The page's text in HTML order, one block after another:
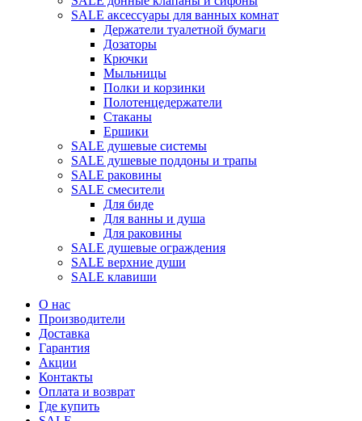
SALE аксессуары для ванных комнат
Держатели туалетной бумаги
Дозаторы
Крючки
Мыльницы
Полки и корзинки
Полотенцедержатели
Стаканы
Ершики
SALE душевые системы
SALE душевые поддоны и трапы
SALE раковины
SALE смесители
Для биде
Для ванны и душа
Для раковины
SALE душевые ограждения
SALE верхние души
SALE клавиши
О нас
Производители
Доставка
Гарантия
Акции
Контакты
Оплата и возврат
Где купить